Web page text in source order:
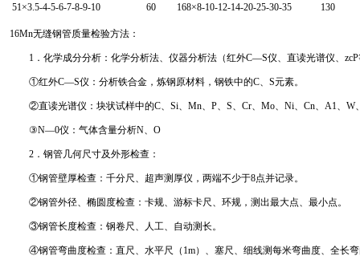
51×3.5-4-5-6-7-8-9-10 60 168×8-10-12-14-20-25-30-35 130
16Mn无缝钢管质量检验方法：
1．化学成分分析：化学分析法、仪器分析法（红外C—S仪、直读光谱仪、zcP
①红外C—S仪：分析铁合金，炼钢原材料，钢铁中的C、S元素。
②直读光谱仪：块状试样中的C、Si、Mn、P、S、Cr、Mo、Ni、Cn、A1、W
③N—0仪：气体含量分析N、O
2．钢管几何尺寸及外形检查：
①钢管壁厚检查：千分尺、超声测厚仪，两端不少于8点并记录。
②钢管外径、椭圆度检查：卡规、游标卡尺、环规，测出最大点、最小点。
③钢管长度检查：钢卷尺、人工、自动测长。
④钢管弯曲度检查：直尺、水平尺（1m）、塞尺、细线测每米弯曲度、全长弯